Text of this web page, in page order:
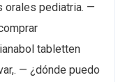
orales pediatria. —
tabletten
— ¿dónde puedo